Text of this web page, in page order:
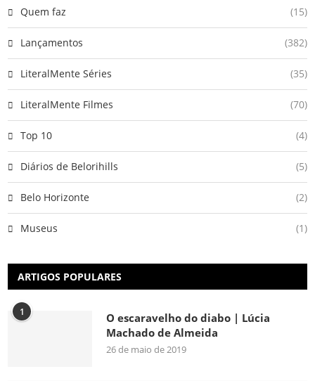
Quem faz (15)
Lançamentos (382)
LiteralMente Séries (35)
LiteralMente Filmes (70)
Top 10 (4)
Diários de Belorihills (5)
Belo Horizonte (2)
Museus (1)
ARTIGOS POPULARES
1
O escaravelho do diabo | Lúcia
Machado de Almeida
26 de maio de 2019